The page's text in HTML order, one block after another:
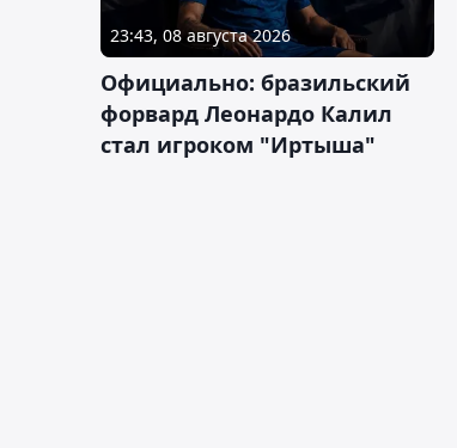
23:43, 08 августа 2026
Официально: бразильский
форвард Леонардо Калил
стал игроком "Иртыша"